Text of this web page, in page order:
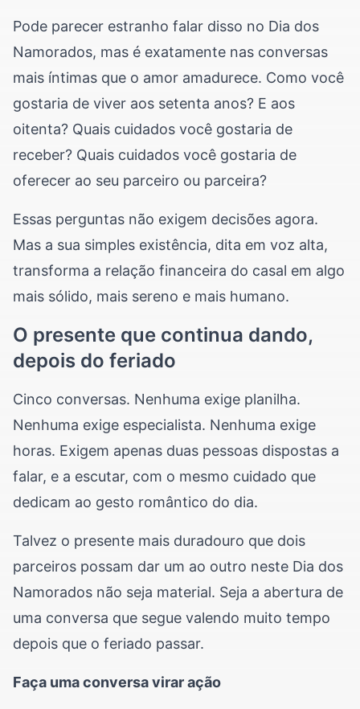
Pode parecer estranho falar disso no Dia dos
Namorados, mas é exatamente nas conversas
mais íntimas que o amor amadurece. Como você
gostaria de viver aos setenta anos? E aos
oitenta? Quais cuidados você gostaria de
receber? Quais cuidados você gostaria de
oferecer ao seu parceiro ou parceira?
Essas perguntas não exigem decisões agora.
Mas a sua simples existência, dita em voz alta,
transforma a relação financeira do casal em algo
mais sólido, mais sereno e mais humano.
O presente que continua dando,
depois do feriado
Cinco conversas. Nenhuma exige planilha.
Nenhuma exige especialista. Nenhuma exige
horas. Exigem apenas duas pessoas dispostas a
falar, e a escutar, com o mesmo cuidado que
dedicam ao gesto romântico do dia.
Talvez o presente mais duradouro que dois
parceiros possam dar um ao outro neste Dia dos
Namorados não seja material. Seja a abertura de
uma conversa que segue valendo muito tempo
depois que o feriado passar.
Faça uma conversa virar ação